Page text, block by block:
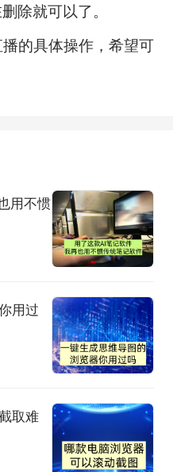
除就可以了。
的具体操作，希望可
用不惯
用过
取难